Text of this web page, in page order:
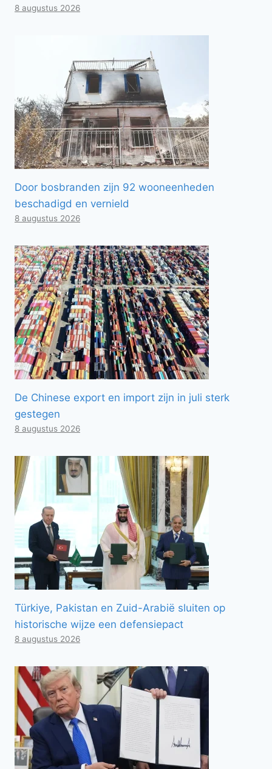
8 augustus 2026
Door bosbranden zijn 92 wooneenheden
beschadigd en vernield
8 augustus 2026
De Chinese export en import zijn in juli sterk
gestegen
8 augustus 2026
Türkiye, Pakistan en Zuid-Arabië sluiten op
historische wijze een defensiepact
8 augustus 2026